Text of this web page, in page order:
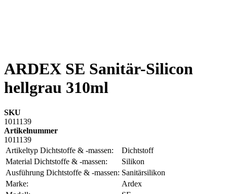
ARDEX SE Sanitär-Silicon
hellgrau 310ml
SKU
1011139
Artikelnummer
1011139
Artikeltyp Dichtstoffe & -massen:
Dichtstoff
Material Dichtstoffe & -massen:
Silikon
Ausführung Dichtstoffe & -massen: Sanitärsilikon
Marke:
Ardex